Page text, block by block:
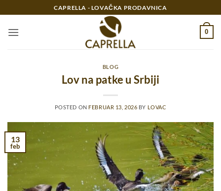
na
sadržaj
CAPRELLA - LOVAČKA PRODAVNICA
0
BLOG
Lov na patke u Srbiji
POSTED ON FEBRUAR 13, 2026 BY LOVAC
13
feb